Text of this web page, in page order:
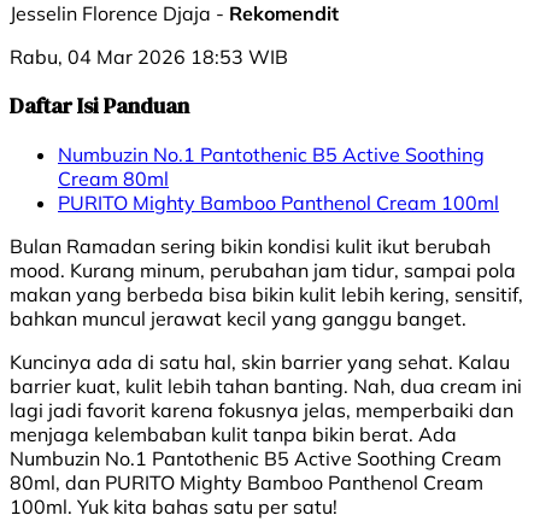
Jesselin Florence Djaja - Rekomendit
Rabu, 04 Mar 2026 18:53 WIB
Daftar Isi Panduan
Numbuzin No.1 Pantothenic B5 Active Soothing
Cream 80ml
PURITO Mighty Bamboo Panthenol Cream 100ml
Bulan Ramadan sering bikin kondisi kulit ikut berubah
mood. Kurang minum, perubahan jam tidur, sampai pola
makan yang berbeda bisa bikin kulit lebih kering, sensitif,
bahkan muncul jerawat kecil yang ganggu banget.
Kuncinya ada di satu hal, skin barrier yang sehat. Kalau
barrier kuat, kulit lebih tahan banting. Nah, dua cream ini
lagi jadi favorit karena fokusnya jelas, memperbaiki dan
menjaga kelembaban kulit tanpa bikin berat. Ada
Numbuzin No.1 Pantothenic B5 Active Soothing Cream
80ml, dan PURITO Mighty Bamboo Panthenol Cream
100ml. Yuk kita bahas satu per satu!